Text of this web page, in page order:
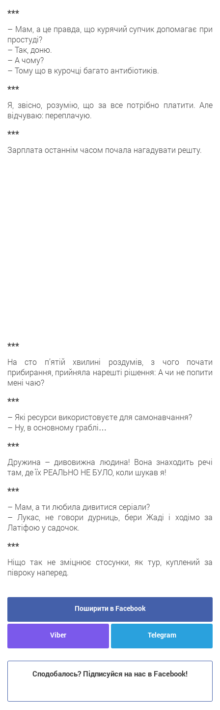
***
– Мам, а це правда, що курячий супчик допомагає при
простуді?
– Так, доню.
– А чому?
– Тому що в курочці багато антибіотиків.
***
Я, звісно, розумію, що за все потрібно платити. Але
відчуваю: переплачую.
***
Зарплата останнім часом почала нагадувати решту.
***
На сто п’ятій хвилині роздумів, з чого почати
прибирання, прийняла нарешті рішення: А чи не попити
мені чаю?
***
– Які ресурси використовуєте для самонавчання?
– Ну, в основному граблі…
***
Дружина – дивовижна людина! Вона знаходить речі
там, де їх РЕАЛЬНО НЕ БУЛО, коли шукав я!
***
– Мам, а ти любила дивитися серіали?
– Лукас, не говори дурниць, бери Жаді і ходімо за
Латіфою у садочок.
***
Ніщо так не зміцнює стосунки, як тур, куплений за
півроку наперед.
Поширити в Facebook
Viber Telegram
Сподобалось? Підписуйся на нас в Facebook!